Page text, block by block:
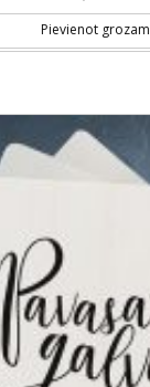
Pievienot grozam